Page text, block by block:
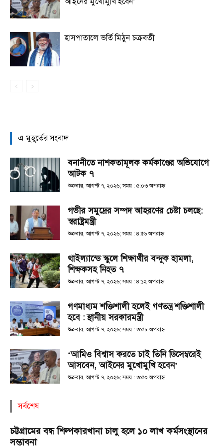
হাসপাতালে ভর্তি মিঠুন চক্রবর্তী
এ মুহূর্তের সংবাদ
বনানীতে নাশকতামূলক কর্মকাণ্ডের অভিযোগে
আটক ৭
শুক্রবার, আগস্ট ৭, ২০২৬; সময় : ৫:০৩ অপরাহ্ণ
গভীর সমুদ্রের সম্পদ আহরণের চেষ্টা চলছে:
স্বরাষ্ট্রমন্ত্রী
শুক্রবার, আগস্ট ৭, ২০২৬; সময় : ৪:৫৬ অপরাহ্ণ
থাইল্যান্ডে স্কুলে শিক্ষার্থীর বন্দুক হামলা,
শিক্ষকসহ নিহত ৭
শুক্রবার, আগস্ট ৭, ২০২৬; সময় : ৪:১২ অপরাহ্ণ
গণমাধ্যম শক্তিশালী হলেই গণতন্ত্র শক্তিশালী
হবে : স্থানীয় সরকারমন্ত্রী
শুক্রবার, আগস্ট ৭, ২০২৬; সময় : ৩:৫৮ অপরাহ্ণ
‘আমিও বিশ্বাস করতে চাই তিনি ডিসেম্বরেই
আসবেন, আইনের মুখোমুখি হবেন’
শুক্রবার, আগস্ট ৭, ২০২৬; সময় : ৩:৫০ অপরাহ্ণ
সর্বশেষ
চট্টগ্রামের বন্ধ শিল্পকারখানা চালু হলে ১০ লাখ কর্মসংস্থানের
সম্ভাবনা